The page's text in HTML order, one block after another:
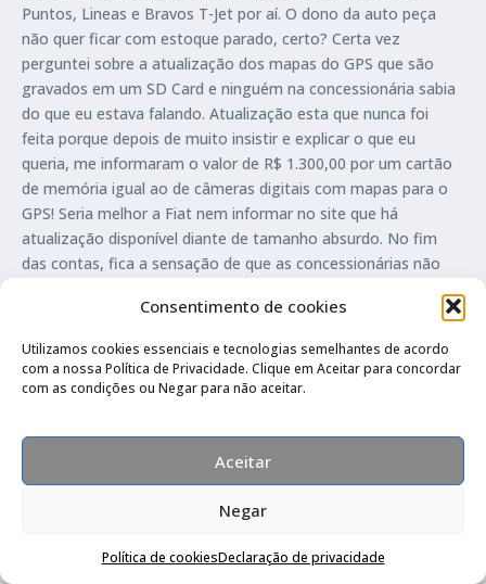
Consentimento de cookies
Utilizamos cookies essenciais e tecnologias semelhantes de acordo
com a nossa Política de Privacidade. Clique em Aceitar para concordar
com as condições ou Negar para não aceitar.
Aceitar
Negar
Política de cookiesDeclaração de privacidade
Puntos, Lineas e Bravos T-Jet por aí. O dono da auto peça
não quer ficar com estoque parado, certo? Certa vez
perguntei sobre a atualização dos mapas do GPS que são
gravados em um SD Card e ninguém na concessionária sabia
do que eu estava falando. Atualização esta que nunca foi
feita porque depois de muito insistir e explicar o que eu
queria, me informaram o valor de R$ 1.300,00 por um cartão
de memória igual ao de câmeras digitais com mapas para o
GPS! Seria melhor a Fiat nem informar no site que há
atualização disponível diante de tamanho absurdo. No fim
das contas, fica a sensação de que as concessionárias não
empregado em seus carros mais caros. Parecem que só
sabem mexer em Mille e linha Palio. Fico imaginando o sufoco
de donos de Freemont que é o carro mais sofisticado vendido
e utiliza tecnologia de outra fábrica (Dodge/Chrysler).
fora da realidade para uma rede de um fabricante
estabelecido há tanto tempo no Brasil. Exemplos: jogo de
pastilhas de freio dianteiras por R$ 586,00, só as peças. Preço
nas lojas de autopeças: R$ 90,00 a R$ 110,00. Filtro de ar da
em loja de autopeças por R$ 30,00 e instalado na garagem